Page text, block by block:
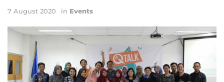
7 August 2020 in Events